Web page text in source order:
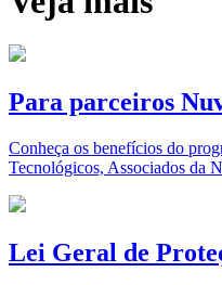
Para parceiros
Conheça os benefícios do
Tecnológicos, Associados da
Lei Geral de